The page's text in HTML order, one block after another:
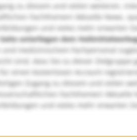
zu diesem und vielen weiteren,
Fachthemen! Aktuelle News,
und vieles mehr erwarten
unterliegen dem
medizinischem Fachpersonal
sind, dass Sie zu dieser Zielgruppe
einen kostenlosen Account
Zugang zu diesem und vielen
Fachthemen! Aktuelle
und vieles mehr erwarten